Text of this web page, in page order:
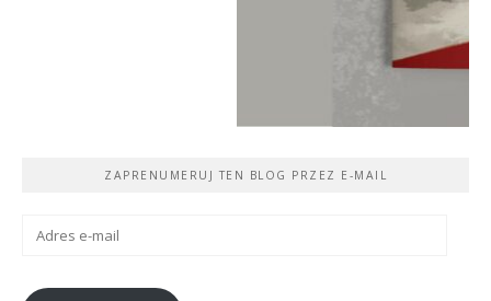
ZAPRENUMERUJ TEN BLOG PRZEZ E-MAIL
Adres